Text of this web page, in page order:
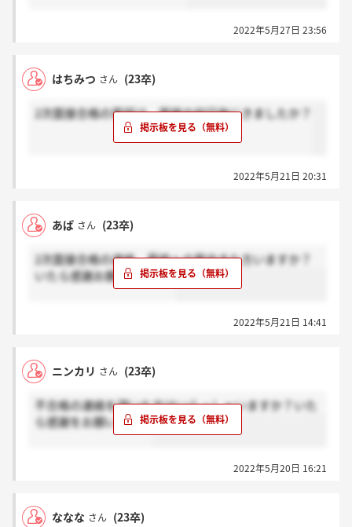
2022年5月27日 23:56
はちみつ さん (23卒)
2次面接合格の電話は、面接の何日後にきましたか？
2022年5月21日 20:31
あぱ さん (23卒)
2次面接合格の連絡、最終への案内きた方いますか？
いたら感謝お願いします。
2022年5月21日 14:41
ニンカリ さん (23卒)
不合格の連絡を頂いた方はいらっしゃいますか？いた
ら感謝をお願いします
2022年5月20日 16:21
ななな さん (23卒)